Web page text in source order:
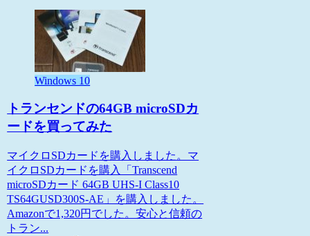
Windows 10
トランセンドの64GB microSDカ
ードを買ってみた
マイクロSDカードを購入しました。マ
イクロSDカードを購入「Transcend
microSDカード 64GB UHS-I Class10
TS64GUSD300S-AE」を購入しました。
Amazonで1,320円でした。安心と信頼の
トラン...